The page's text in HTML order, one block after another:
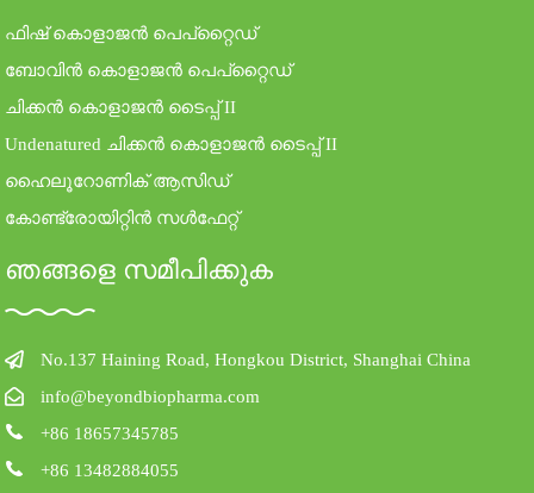
ഫിഷ് കൊളാജൻ പെപ്റ്റൈഡ്
ബോവിൻ കൊളാജൻ പെപ്റ്റൈഡ്
ചിക്കൻ കൊളാജൻ ടൈപ്പ് II
Undenatured ചിക്കൻ കൊളാജൻ ടൈപ്പ് II
ഹൈലൂറോണിക് ആസിഡ്
കോണ്ട്രോയിറ്റിൻ സൾഫേറ്റ്
ഞങ്ങളെ സമീപിക്കുക
No.137 Haining Road, Hongkou District, Shanghai China
info@beyondbiopharma.com
+86 18657345785
+86 13482884055